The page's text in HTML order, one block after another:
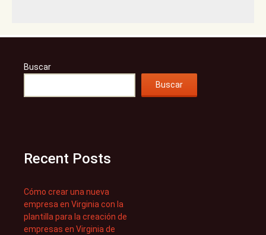
Buscar
Buscar
Recent Posts
Cómo crear una nueva
empresa en Virginia con la
plantilla para la creación de
empresas en Virginia de